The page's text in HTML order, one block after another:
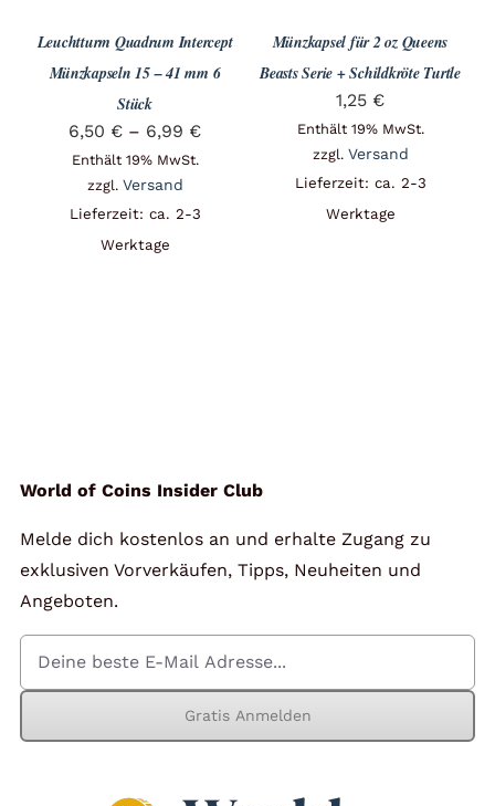
Leuchtturm Quadrum Intercept
Münzkapseln 15 – 41 mm 6
Stück
6,50 € – 6,99 €Preisspanne:
Enthält 19% MwSt.
zzgl. Versand
Lieferzeit: ca. 2-3
Werktage
Münzkapsel für 2 oz Queens
Beasts Serie + Schildkröte Turtle
1,25 €
Enthält 19% MwSt.
zzgl. Versand
Lieferzeit: ca. 2-3
Werktage
World of Coins Insider Club
Melde dich kostenlos an und erhalte Zugang zu
exklusiven Vorverkäufen, Tipps, Neuheiten und
Angeboten.
Gratis Anmelden